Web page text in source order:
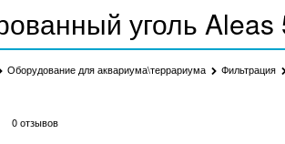
уголь Aleas
Оборудование для аквариума\террариума Фильтрация
0 отзывов